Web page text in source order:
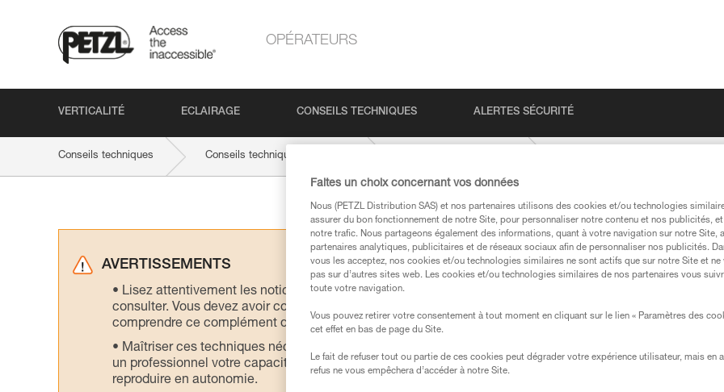
OPÉRATEURS
VERTICALITÉ ECLAIRAGE CONSEILS TECHNIQUES ALERTES SÉCURITÉ
Conseils techniques Conseils techniques par produit
AVERTISSEMENTS
Lisez attentivement les notices techniques des produits utilisés dans ce conseil avant de le
consulter. Vous devez avoir compris les informations de la notice technique pour pouvoir
comprendre ce complément d’informations.
Maîtriser ces techniques nécessite une formation et un entraînement spécifique. Validez avec
un professionnel votre capacité à refaire la manipulation, seul, en toute sécurité, avant de la
reproduire en autonomie.
Faites un choix concernant vos données
Nous (PETZL Distribution SAS) et nos partenaires utilisons des cookies et/ou technologies
assurer du bon fonctionnement de notre Site, pour personnaliser notre contenu et nos publicités,
notre trafic. Nous partageons également des informations, quant à votre navigation sur notre Site,
partenaires analytiques, publicitaires et de réseaux sociaux afin de personnaliser nos publicités.
vous les acceptez, nos cookies et/ou technologies similaires ne sont actifs que sur notre Site et ne
pas sur d’autres sites web. Les cookies et/ou technologies similaires de nos partenaires vous
toute votre navigation.
Vous pouvez retirer votre consentement à tout moment en cliquant sur le lien « Paramètres des
cet effet en bas de page du Site.
Le fait de refuser tout ou partie de ces cookies peut dégrader votre expérience utilisateur, mais en
refus ne vous empêchera d’accéder à notre Site.